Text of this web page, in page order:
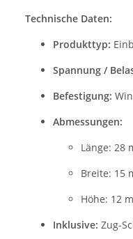
Technische Daten:
Produkttyp:
Spannung /
Befestigung:
Abmessungen:
Länge: 28
Breite: 15
Höhe: 12
Inklusive: Zug-